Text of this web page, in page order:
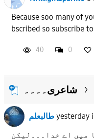
Because soo many of
bscribed so subscribe
40 0
شاعری۔۔۔۔
طالبعلم yesterday
میں اے خدا۔۔۔لیکن